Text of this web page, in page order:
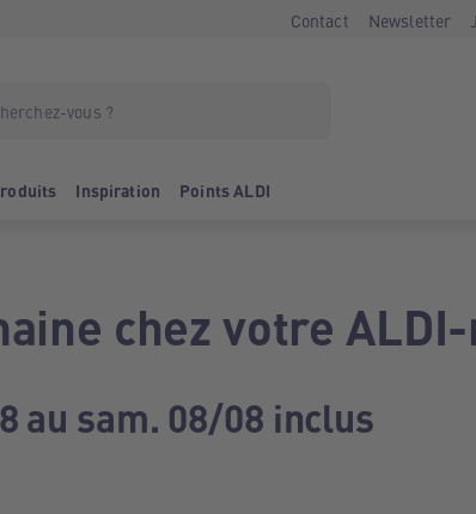
Contact Newsletter
Inspiration Points ALDI
chez votre
au sam. 08/08 inclus